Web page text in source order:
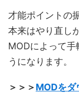
才能ポイントの
本来はやり直し
MODによって手
うになります。
＞＞＞MODをダ